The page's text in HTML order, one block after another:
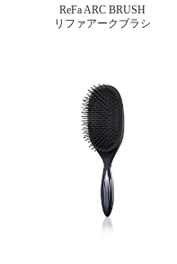
ReFa ARC BRUSH
リファアークブラシ